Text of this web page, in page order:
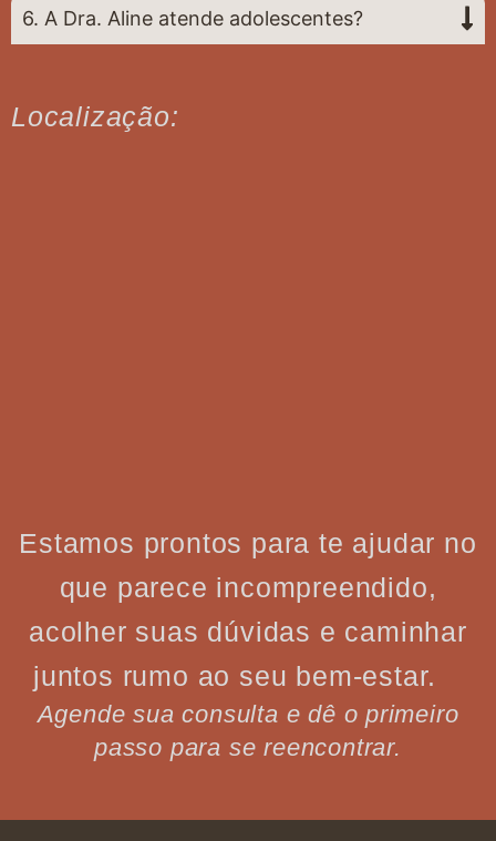
6. A Dra. Aline atende adolescentes?
Localização:
Estamos prontos para te ajudar no
que parece incompreendido,
acolher suas dúvidas e caminhar
juntos rumo ao seu bem-estar.
Agende sua consulta e dê o primeiro
passo para se reencontrar.